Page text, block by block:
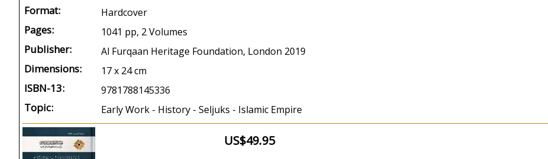
Format: Hardcover
Pages: 1041 pp, 2 Volumes
Publisher: Al Furqaan Heritage Foundation, London 2019
Dimensions: 17 x 24 cm
ISBN-13: 9781788145336
Topic: Early Work - History - Seljuks - Islamic Empire
US$49.95